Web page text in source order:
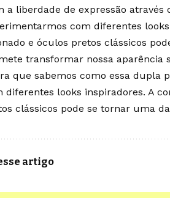
a liberdade de expressão
com diferentes
e óculos pretos clássicos
transformar nossa aparência
que sabemos como essa dupla
diferentes looks inspiradores. A
clássicos pode se tornar uma
artigo